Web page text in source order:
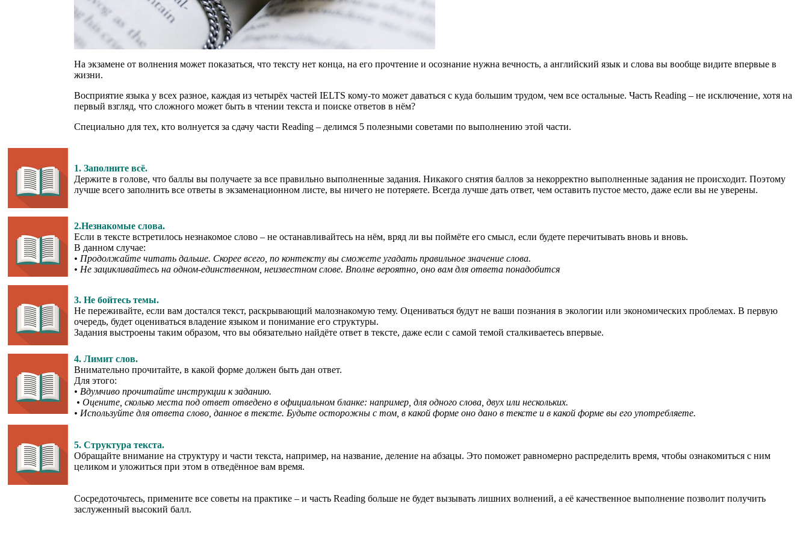
На экзамене от волнения может показаться, что тексту нет конца, на его прочтение и осознание нужна вечность, а английский язык и слова вы вообще видите впервые в
жизни.
Восприятие языка у всех разное, каждая из четырёх частей IELTS кому-то может даваться с куда большим трудом, чем все остальные. Часть Reading – не исключение, хотя на
первый взгляд, что сложного может быть в чтении текста и поиске ответов в нём?
Специально для тех, кто волнуется за сдачу части Reading – делимся 5 полезными советами по выполнению этой части.
1. Заполните всё.
Держите в голове, что баллы вы получаете за все правильно выполненные задания. Никакого снятия баллов за некорректно выполненные задания не происходит. Поэтому
лучше всего заполнить все ответы в экзаменационном листе, вы ничего не потеряете. Всегда лучше дать ответ, чем оставить пустое место, даже если вы не уверены.
2.Незнакомые слова.
Если в тексте встретилось незнакомое слово – не останавливайтесь на нём, вряд ли вы поймёте его смысл, если будете перечитывать вновь и вновь.
В данном случае:
• Продолжайте читать дальше. Скорее всего, по контексту вы сможете угадать правильное значение слова.
• Не зацикливайтесь на одном-единственном, неизвестном слове. Вполне вероятно, оно вам для ответа понадобится
3. Не бойтесь темы.
Не переживайте, если вам достался текст, раскрывающий малознакомую тему. Оцениваться будут не ваши познания в экологии или экономических проблемах. В первую
очередь, будет оцениваться владение языком и понимание его структуры.
Задания выстроены таким образом, что вы обязательно найдёте ответ в тексте, даже если с самой темой сталкиваетесь впервые.
4. Лимит слов.
Внимательно прочитайте, в какой форме должен быть дан ответ.
Для этого:
• Вдумчиво прочитайте инструкции к заданию.
• Оцените, сколько места под ответ отведено в официальном бланке: например, для одного слова, двух или нескольких.
• Используйте для ответа слово, данное в тексте. Будьте осторожны с том, в какой форме оно дано в тексте и в какой форме вы его употребляете.
5. Структура текста.
Обращайте внимание на структуру и части текста, например, на название, деление на абзацы. Это поможет равномерно распределить время, чтобы ознакомиться с ним
целиком и уложиться при этом в отведённое вам время.
Сосредоточьтесь, примените все советы на практике – и часть Reading больше не будет вызывать лишних волнений, а её качественное выполнение позволит получить
заслуженный высокий балл.